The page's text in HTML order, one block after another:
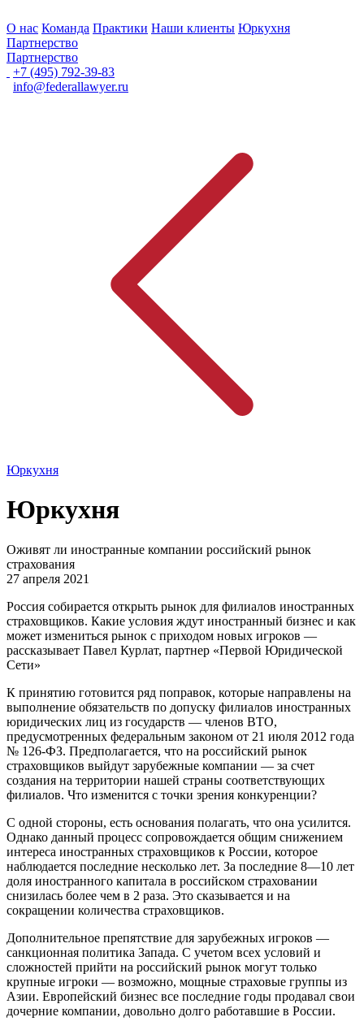
О нас Команда Практики Наши клиенты Юркухня
Партнерство
Партнерство
+7 (495) 792-39-83
info@federallawyer.ru
Юркухня
Юркухня
Оживят ли иностранные компании российский рынок
страхования
27 апреля 2021
Россия собирается открыть рынок для филиалов иностранных
страховщиков. Какие условия ждут иностранный бизнес и как
может измениться рынок с приходом новых игроков —
рассказывает Павел Курлат, партнер «Первой Юридической
Сети»
К принятию готовится ряд поправок, которые направлены на
выполнение обязательств по допуску филиалов иностранных
юридических лиц из государств — членов ВТО,
предусмотренных федеральным законом от 21 июля 2012 года
№ 126-ФЗ. Предполагается, что на российский рынок
страховщиков выйдут зарубежные компании — за счет
создания на территории нашей страны соответствующих
филиалов. Что изменится с точки зрения конкуренции?
С одной стороны, есть основания полагать, что она усилится.
Однако данный процесс сопровождается общим снижением
интереса иностранных страховщиков к России, которое
наблюдается последние несколько лет. За последние 8—10 лет
доля иностранного капитала в российском страховании
снизилась более чем в 2 раза. Это сказывается и на
сокращении количества страховщиков.
Дополнительное препятствие для зарубежных игроков —
санкционная политика Запада. С учетом всех условий и
сложностей прийти на российский рынок могут только
крупные игроки — возможно, мощные страховые группы из
Азии. Европейский бизнес все последние годы продавал свои
дочерние компании, довольно долго работавшие в России.